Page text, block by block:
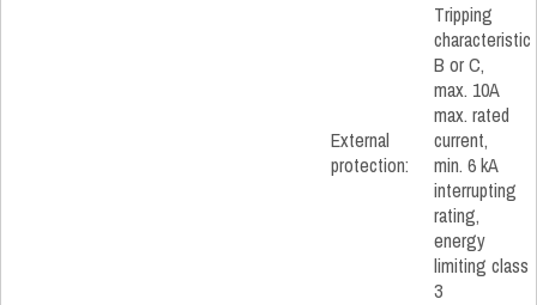
External
protection:
Tripping
characteristic
B or C,
max. 10A
max. rated
current,
min. 6 kA
interrupting
rating,
energy
limiting class
3